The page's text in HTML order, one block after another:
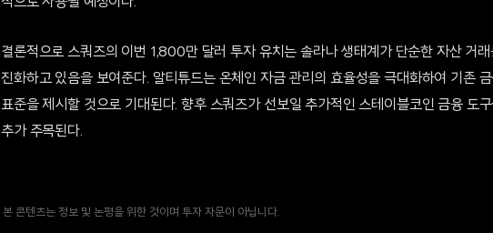
결론적으로 스쿼즈의 이번 1,800만 달러 투자 유치는 솔라나 생태계가 단순한 자산 거
진화하고 있음을 보여준다. 알티튜드는 온체인 자금 관리의 효율성을 극대화하여 기존
표준을 제시할 것으로 기대된다. 향후 스쿼즈가 선보일 추가적인 스테이블코인 금융 도
추가 주목된다.
본 콘텐츠는 정보 및 논평을 위한 것이며 투자 자문이 아닙니다.